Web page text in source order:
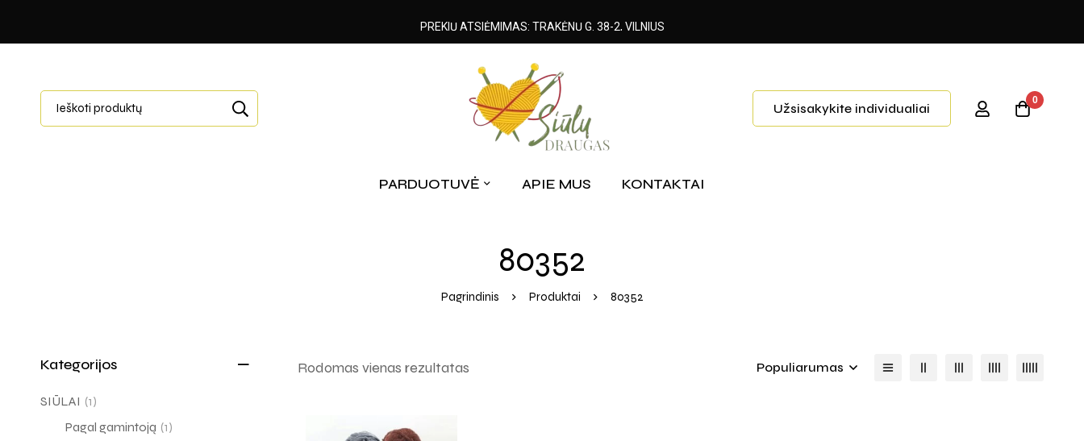
Užsisakykite individualiai
0
PARDUOTUVĖ APIE MUS KONTAKTAI
80352
Pagrindinis Produktai 80352
Kategorijos
SIŪLAI (1)
Pagal gamintoją (1)
Rodomas vienas rezultatas Populiarumas
PREKIŲ ATSIĖMIMAS: TRAKĖNŲ G. 38-2, VILNIUS